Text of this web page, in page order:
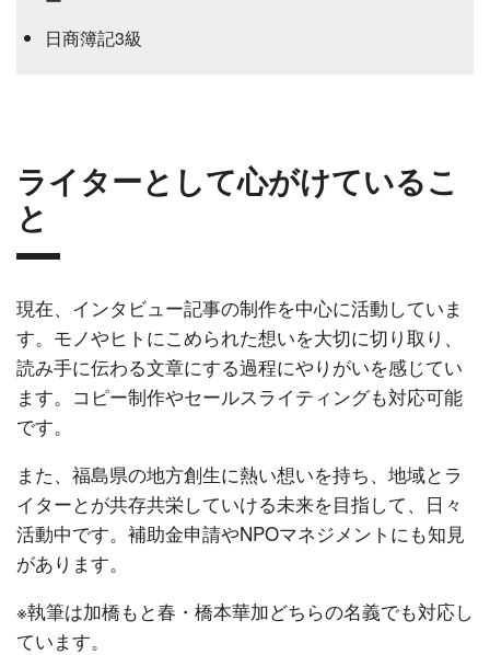
日商簿記3級
ライターとして心がけているこ
と
現在、インタビュー記事の制作を中心に活動していま
す。モノやヒトにこめられた想いを大切に切り取り、
読み手に伝わる文章にする過程にやりがいを感じてい
ます。コピー制作やセールスライティングも対応可能
です。
また、福島県の地方創生に熱い想いを持ち、地域とラ
イターとが共存共栄していける未来を目指して、日々
活動中です。補助金申請やNPOマネジメントにも知見
があります。
※執筆は加橋もと春・橋本華加どちらの名義でも対応し
ています。